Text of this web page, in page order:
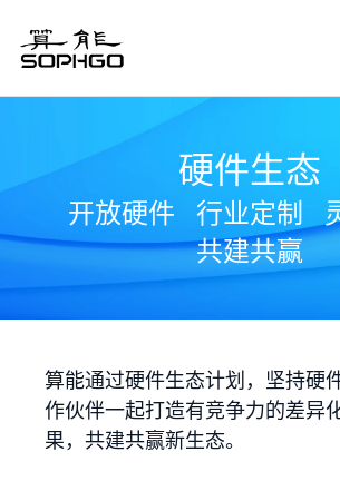
硬件生态
开放硬件 行业定制
共建共赢
算能通过硬件生态计划，坚持硬
作伙伴一起打造有竞争力的差异
果，共建共赢新生态。